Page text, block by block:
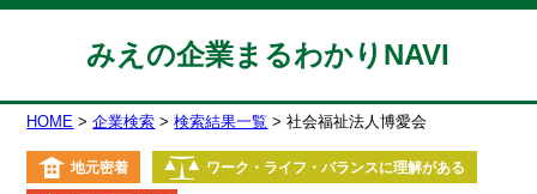
みえの企業まるわかりNAVI
HOME 企業検索 検索結果一覧 社会福祉法人博愛会
地元密着 ワーク・ライフ・バランスに理解がある